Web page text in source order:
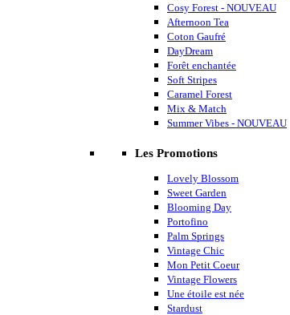
Cosy Forest - NOUVEAU
Afternoon Tea
Coton Gaufré
DayDream
Forêt enchantée
Soft Stripes
Caramel Forest
Mix & Match
Summer Vibes - NOUVEAU
Les Promotions
Lovely Blossom
Sweet Garden
Blooming Day
Portofino
Palm Springs
Vintage Chic
Mon Petit Coeur
Vintage Flowers
Une étoile est née
Stardust